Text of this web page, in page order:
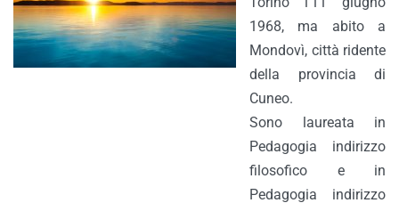
1968, ma abito a
Mondovì, città ridente
della provincia di
Cuneo.
Sono laureata in
Pedagogia indirizzo
filosofico e in
Pedagogia indirizzo